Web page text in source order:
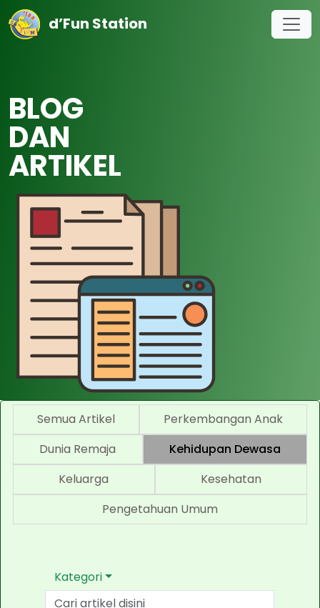
d’Fun Station
BLOG
DAN
ARTIKEL
Semua Artikel
Perkembangan Anak
Dunia Remaja
Kehidupan Dewasa
Keluarga
Kesehatan
Pengetahuan Umum
Kategori